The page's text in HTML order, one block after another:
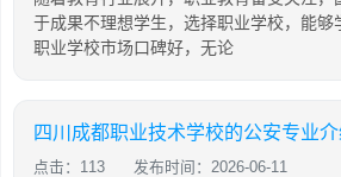
于成果不理想学生，选择职业学校，能够
职业学校市场口碑好，无论
四川成都职业技术学校的公安专业介
点击：113 发布时间：2026-06-11